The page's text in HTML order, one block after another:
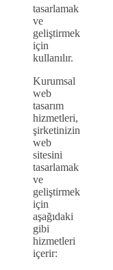
tasarlamak
ve
geliştirmek
için
kullanılır.
Kurumsal
web
tasarım
hizmetleri,
şirketinizin
web
sitesini
tasarlamak
ve
geliştirmek
için
aşağıdaki
gibi
hizmetleri
içerir: